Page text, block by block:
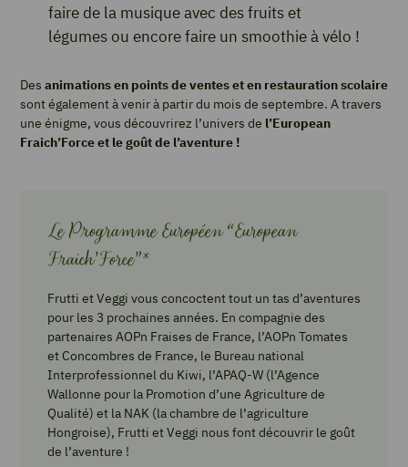
faire de la musique avec des fruits et
légumes ou encore faire un smoothie à vélo !
Des animations en points de ventes et en restauration scolaire
sont également à venir à partir du mois de septembre. A travers
une énigme, vous découvrirez l’univers de l’European
Fraich’Force et le goût de l’aventure !
Le Programme Européen “European
Fraich’Force”*
Frutti et Veggi vous concoctent tout un tas d’aventures
pour les 3 prochaines années. En compagnie des
partenaires AOPn Fraises de France, l’AOPn Tomates
et Concombres de France, le Bureau national
Interprofessionnel du Kiwi, l’APAQ-W (l’Agence
Wallonne pour la Promotion d’une Agriculture de
Qualité) et la NAK (la chambre de l’agriculture
Hongroise), Frutti et Veggi nous font découvrir le goût
de l’aventure !